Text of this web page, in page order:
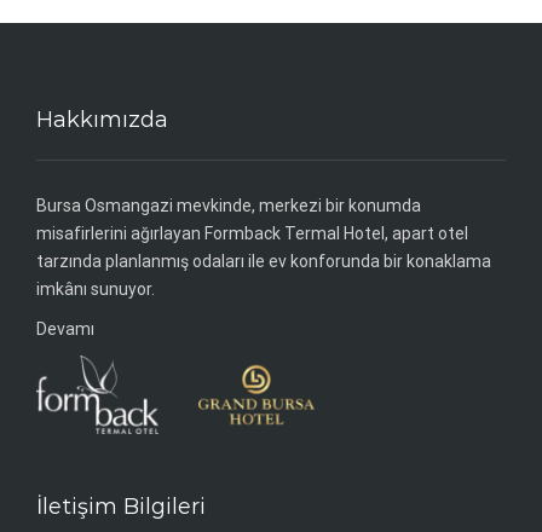
Hakkımızda
Bursa Osmangazi mevkinde, merkezi bir konumda
misafirlerini ağırlayan Formback Termal Hotel, apart otel
tarzında planlanmış odaları ile ev konforunda bir konaklama
imkânı sunuyor.
Devamı
İletişim Bilgileri